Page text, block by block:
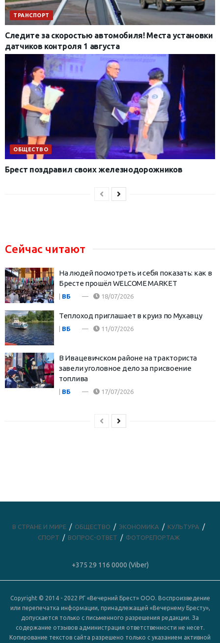
ТРАНСПОРТ
Следите за скоростью автомобиля! Места установки
датчиков контроля 1 августа
ОБЩЕСТВО
Брест поздравил своих железнодорожников
Сейчас читают
На людей посмотреть и себя показать: как в
Бресте прошёл WELCOME MARKET
ВБ 18/07/2026
Теплоход приглашает в круиз по Мухавцу
| ВБ 11/07/2026
В Ивацевичском районе на тракториста
завели уголовное дело за присвоение
топлива
ВБ 17/07/2026
В СТРАНЕ И МИРЕ ОБЩЕСТВО ЭКОНОМИКА
КУЛЬТУРА
СПОРТ
ВОПРОС-ОТВЕТ ФОТОРЕПОРТАЖ
+375 29 116 0000 (Viber)
Copyright © 2014 - 2022 РГ «Вечерний Брест» ООО. Воспроизведение
или перепечатка информации, принадлежащей «Вечернему Бресту»,
допускается только с письменного разрешения редакции. За
содержание отзывов администрация ответственности не несет.
Копирование текстов сайта разрешено только с указанием активной